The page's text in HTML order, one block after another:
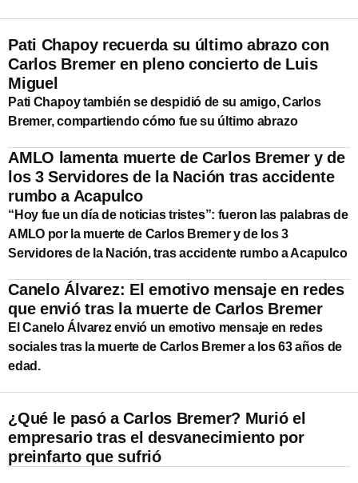
Pati Chapoy recuerda su último abrazo con
Carlos Bremer en pleno concierto de Luis
Miguel
Pati Chapoy también se despidió de su amigo, Carlos
Bremer, compartiendo cómo fue su último abrazo
AMLO lamenta muerte de Carlos Bremer y de
los 3 Servidores de la Nación tras accidente
rumbo a Acapulco
“Hoy fue un día de noticias tristes”: fueron las palabras de
AMLO por la muerte de Carlos Bremer y de los 3
Servidores de la Nación, tras accidente rumbo a Acapulco
Canelo Álvarez: El emotivo mensaje en redes
que envió tras la muerte de Carlos Bremer
El Canelo Álvarez envió un emotivo mensaje en redes
sociales tras la muerte de Carlos Bremer a los 63 años de
edad.
¿Qué le pasó a Carlos Bremer? Murió el
empresario tras el desvanecimiento por
preinfarto que sufrió